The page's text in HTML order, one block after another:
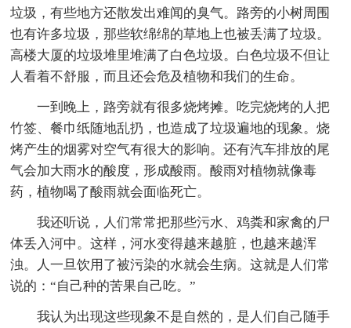
垃圾，有些地方还散发出难闻的臭气。路旁的小树周围
也有许多垃圾，那些软绵绵的草地上也被丢满了垃圾。
高楼大厦的垃圾堆里堆满了白色垃圾。白色垃圾不但让
人看着不舒服，而且还会危及植物和我们的生命。
一到晚上，路旁就有很多烧烤摊。吃完烧烤的人把
竹签、餐巾纸随地乱扔，也造成了垃圾遍地的现象。烧
烤产生的烟雾对空气有很大的影响。还有汽车排放的尾
气会加大雨水的酸度，形成酸雨。酸雨对植物就像毒
药，植物喝了酸雨就会面临死亡。
我还听说，人们常常把那些污水、鸡粪和家禽的尸
体丢入河中。这样，河水变得越来越脏，也越来越浑
浊。人一旦饮用了被污染的水就会生病。这就是人们常
说的：“自己种的苦果自己吃。”
我认为出现这些现象不是自然的，是人们自己随手